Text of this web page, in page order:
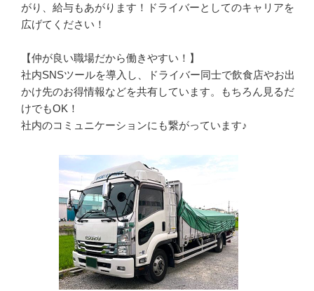
がり、給与もあがります！ドライバーとしてのキャリアを
広げてください！
【仲が良い職場だから働きやすい！】
社内SNSツールを導入し、ドライバー同士で飲食店やお出
かけ先のお得情報などを共有しています。もちろん見るだ
けでもOK！
社内のコミュニケーションにも繋がっています♪